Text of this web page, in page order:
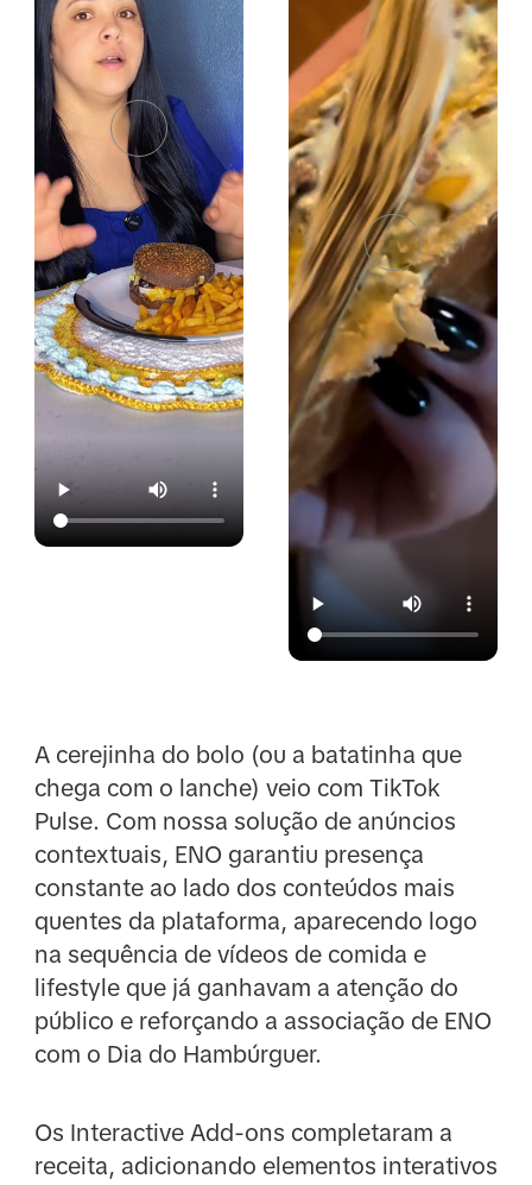
A cerejinha do bolo (ou a batatinha que
chega com o lanche) veio com TikTok
Pulse. Com nossa solução de anúncios
contextuais, ENO garantiu presença
constante ao lado dos conteúdos mais
quentes da plataforma, aparecendo logo
na sequência de vídeos de comida e
lifestyle que já ganhavam a atenção do
público e reforçando a associação de ENO
com o Dia do Hambúrguer.
Os Interactive Add-ons completaram a
receita, adicionando elementos interativos